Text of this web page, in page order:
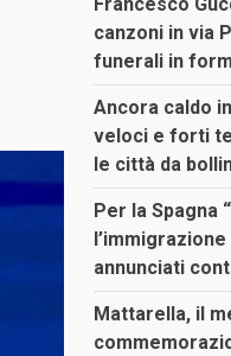
canzoni in via
funerali in
Ancora caldo
veloci e forti
le città da
Per la Spagna
annunciati
Mattarella, il